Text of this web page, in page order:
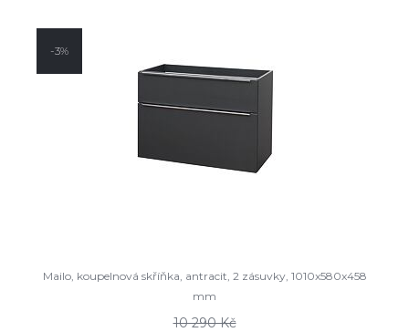
-3%
Mailo, koupelnová skříňka, antracit, 2 zásuvky, 1010x580x458
mm
10 290 Kč